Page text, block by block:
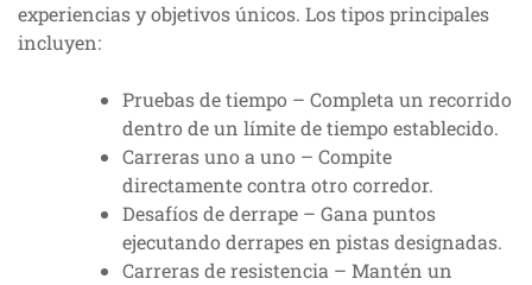
experiencias y objetivos únicos. Los tipos principales
incluyen:
Pruebas de tiempo – Completa un recorrido
dentro de un límite de tiempo establecido.
Carreras uno a uno – Compite
directamente contra otro corredor.
Desafíos de derrape – Gana puntos
ejecutando derrapes en pistas designadas.
Carreras de resistencia – Mantén un